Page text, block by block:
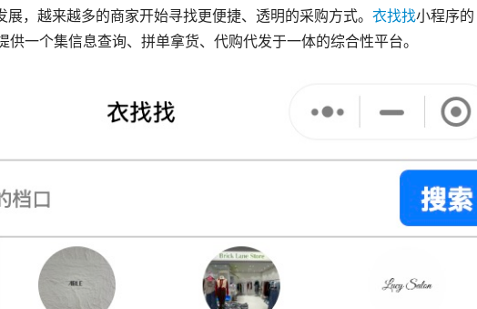
，越来越多的商家开始寻找更便捷、透明的采购方式。 衣找找小程序的
一个集信息查询、拼单拿货、代购代发于一体的综合性平台。